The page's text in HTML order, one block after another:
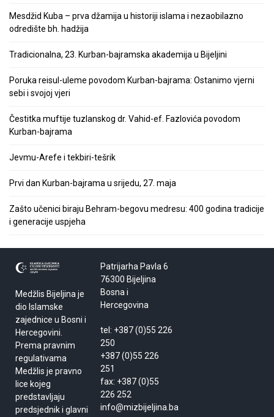
Mesdžid Kuba – prva džamija u historiji islama i nezaobilazno
odredište bh. hadžija
Tradicionalna, 23. Kurban-bajramska akademija u Bijeljini
Poruka reisul-uleme povodom Kurban-bajrama: Ostanimo vjerni
sebi i svojoj vjeri
Čestitka muftije tuzlanskog dr. Vahid-ef. Fazlovića povodom
Kurban-bajrama
Jevmu-Arefe i tekbiri-tešrik
Prvi dan Kurban-bajrama u srijedu, 27. maja
Zašto učenici biraju Behram-begovu medresu: 400 godina tradicije
i generacije uspjeha
Medžlis Bijeljina je
dio Islamske
zajednice u Bosni i
Hercegovini.
Prema pravnim
regulativama
Medžlis je pravno
lice kojeg
predstavljaju
predsjednik i glavni
Patrijarha Pavla 6
76300 Bijeljina
Bosna i
Hercegovina
tel: +387 (0)55 226
250
+387 (0)55 226
251
fax: +387 (0)55
226 252
info@mizbijeljina.ba